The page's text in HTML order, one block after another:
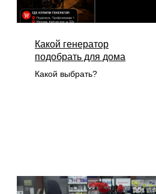
Какой генератор
подобрать для дома
Какой выбрать?